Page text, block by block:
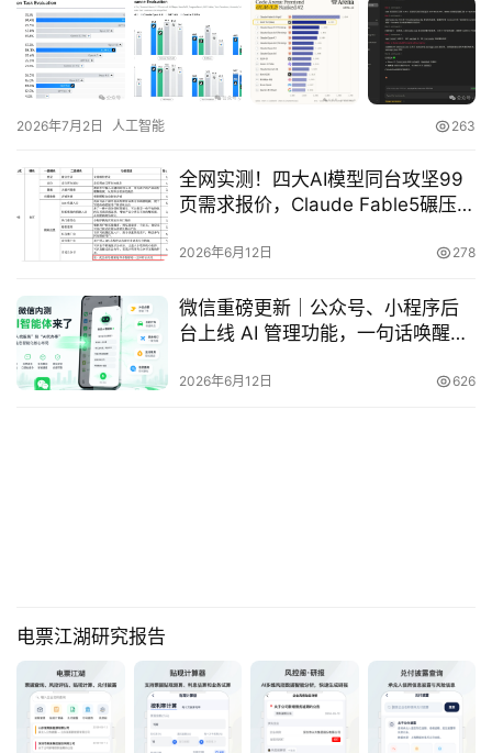
A
x
u
r
R
专
神
兵
利
登录 注册
2026年7月2日 人工智能 263
全网实测！四大AI模型同台攻坚99
页需求报价，Claude Fable5碾压全
2026年6月12日 278
微信重磅更新｜公众号、小程序后
台上线 AI 管理功能，一句话唤醒你
2026年6月12日 626
电票江湖研究报告